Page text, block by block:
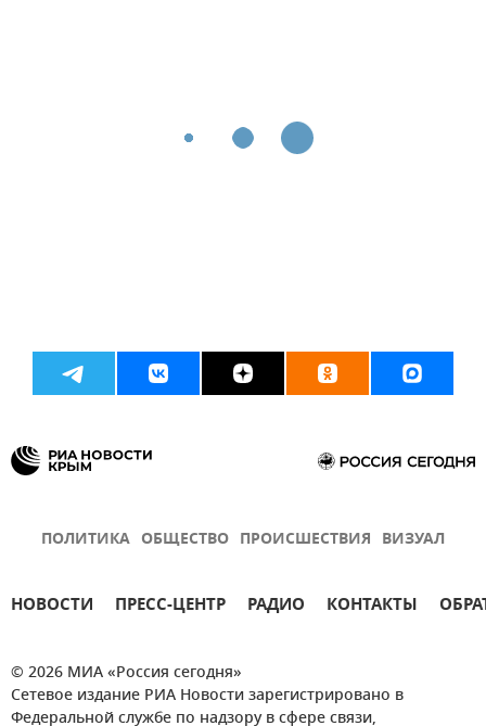
ПОЛИТИКА ОБЩЕСТВО ПРОИСШЕСТВИЯ ВИЗУАЛ
НОВОСТИ ПРЕСС-ЦЕНТР РАДИО КОНТАКТЫ
© 2026 МИА «Россия сегодня»
Сетевое издание РИА Новости зарегистрировано в
Федеральной службе по надзору в сфере связи,